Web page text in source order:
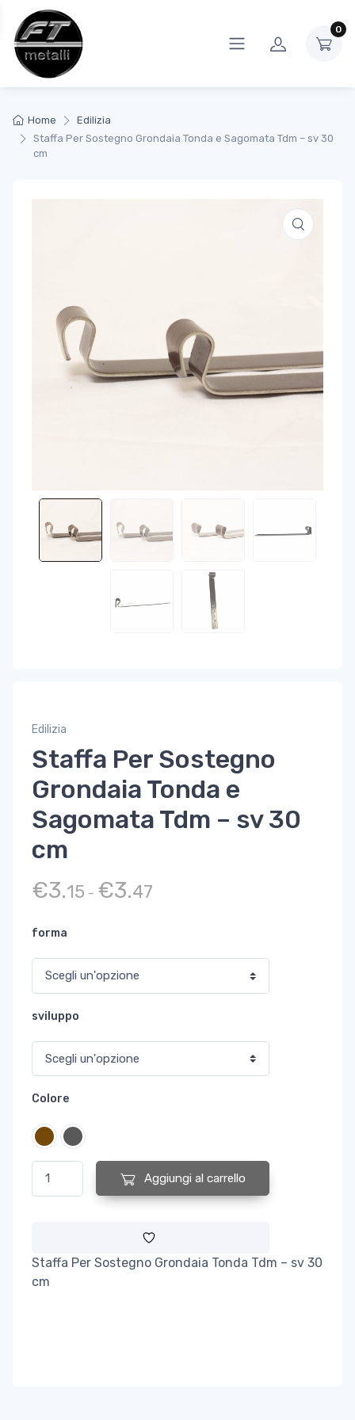
0
Home
Edilizia
Staffa Per Sostegno Grondaia Tonda e Sagomata Tdm – sv 30
cm
Edilizia
Staffa Per Sostegno
Grondaia Tonda e
Sagomata Tdm – sv 30
cm
€3.15 - €3.47
forma
sviluppo
Colore
Staffa Per Sostegno Grondaia Tonda e Sagomata Tdm - sv
Aggiungi al carrello
Staffa Per Sostegno Grondaia Tonda Tdm – sv 30
cm